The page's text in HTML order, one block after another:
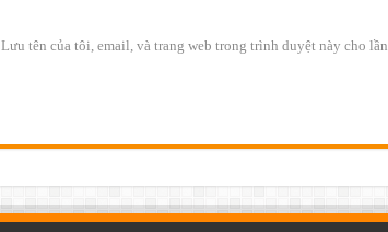
Lưu tên của tôi, email, và trang web trong trình duyệt này cho lần